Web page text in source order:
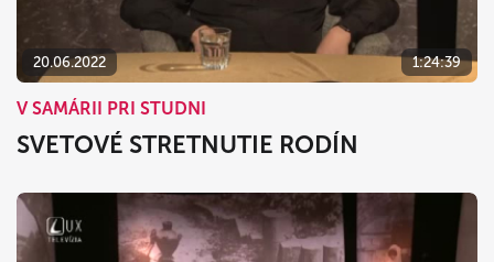
20.06.2022 1:24:39
V SAMÁRII PRI STUDNI
SVETOVÉ STRETNUTIE RODÍN